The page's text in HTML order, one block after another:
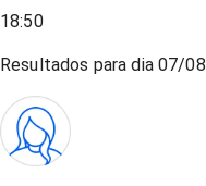
18:50
Resultados para dia07/08